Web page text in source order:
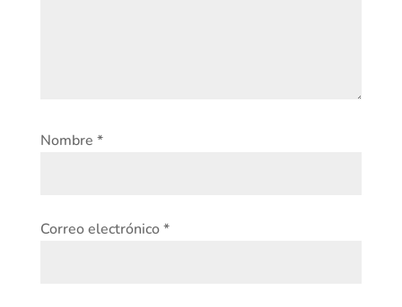
Nombre *
Correo electrónico*